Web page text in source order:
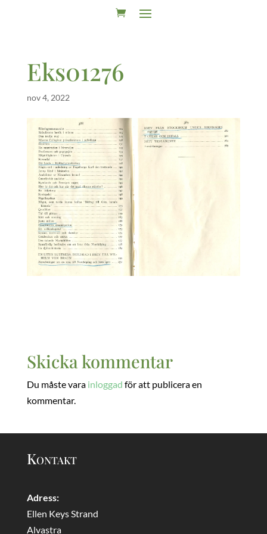
Eks01276
nov 4, 2022
Skicka kommentar
Du måste vara inloggad för att publicera en
kommentar.
Kontakt
Adress:
Ellen Keys Strand
Alvastra